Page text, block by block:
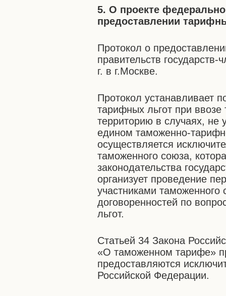
5. О проекте
предоставлении
Протокол о
правительств
г. в г.Москве.
Протокол устанавливает
тарифных льгот при
территорию в случаях, не
едином таможенно-
осуществляется
таможенного союза,
законодательства
организует проведение
участниками
договоренностей по
льгот.
Статьей 34 Закона
«О таможенном тарифе»
предоставляются
Российской Федерации.